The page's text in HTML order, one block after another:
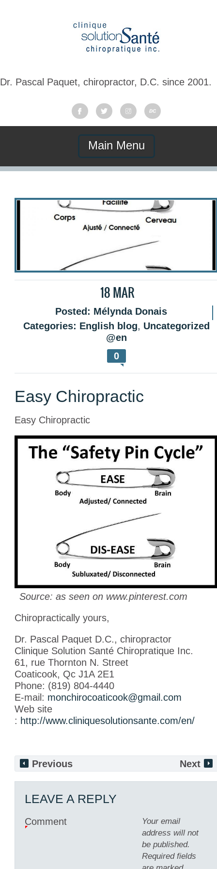
Dr. Pascal Paquet, chiropractor, D.C. since 2001.
Main Menu
18 MAR
Posted: Mélynda Donais
Categories: English blog, Uncategorized
@en
0
Easy Chiropractic
Easy Chiropractic
Source: as seen on www.pinterest.com
Chiropractically yours,
Dr. Pascal Paquet D.C., chiropractor
Clinique Solution Santé Chiropratique Inc.
61, rue Thornton N. Street
Coaticook, Qc J1A 2E1
Phone: (819) 804-4440
E-mail: monchirocoaticook@gmail.com
Web site
: http://www.cliniquesolutionsante.com/en/
Previous Next
LEAVE A REPLY
Your email
address will not
be published.
Required fields
Comment